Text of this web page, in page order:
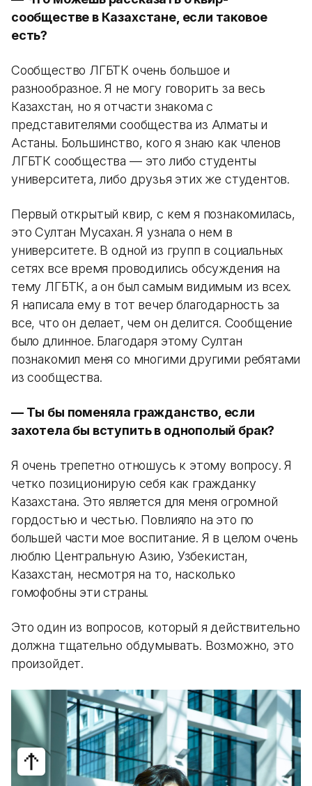
сообществе в Казахстане, если таковое
есть?
Сообщество ЛГБТК очень большое и
разнообразное. Я не могу говорить за весь
Казахстан, но я отчасти знакома с
представителями сообщества из Алматы и
Астаны. Большинство, кого я знаю как членов
ЛГБТК сообщества —​​​​​​​ это либо студенты
университета, либо друзья этих же студентов.
Первый открытый квир, с кем я познакомилась,
это​​​​​ Султан Мусахан. Я узнала о нем в
университете. В одной из групп в социальных
сетях все время проводились обсуждения на
тему ЛГБТК, а он был самым видимым из всех.
Я написала ему в тот вечер благодарность за
все, что он делает, чем он делится. Сообщение
было длинное. Благодаря этому Султан
познакомил меня со многими другими ребятами
из сообщества.
—​​​​​​​ ​​​​​​​​​​​​​​Ты бы поменяла гражданство, если
захотела бы вступить в однополый брак?
Я очень трепетно отношусь к этому вопросу. Я
четко позиционирую себя как гражданку
Казахстана. Это является для меня огромной
гордостью и честью. Повлияло на это по
большей части мое воспитание. Я в целом очень
люблю Центральную Азию, Узбекистан,
Казахстан, несмотря на то, насколько
гомофобны эти страны.
Это один из вопросов, который я действительно
должна тщательно обдумывать. Возможно, это
произойдет.